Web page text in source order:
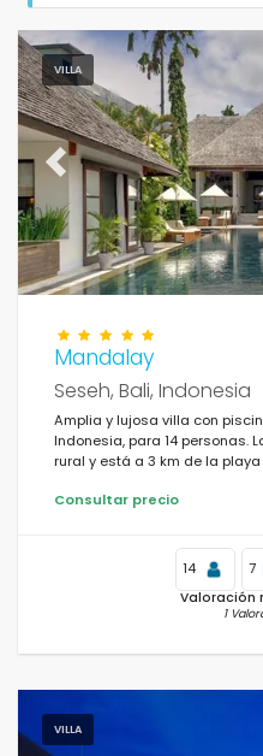
Personas
Dormitorios
Cuartos de baño
Servicios populares
Condiciones
Distancias
VILLA
Previous
Mandalay
Seseh, Bali, Indonesia
Amplia y lujosa villa con
Indonesia, para 14 personas.
rural y está a 3 km de la playa
Consultar precio
14 7
Valoración
1
VILLA